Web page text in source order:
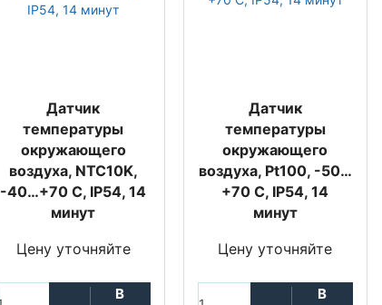
Датчик
температуры
окружающего
воздуха, NTC10K,
-40…+70 С, IP54, 14
минут
Цену уточняйте
В
Датчик
температуры
окружающего
воздуха, Pt100, -50…
+70 С, IP54, 14
минут
Цену уточняйте
В